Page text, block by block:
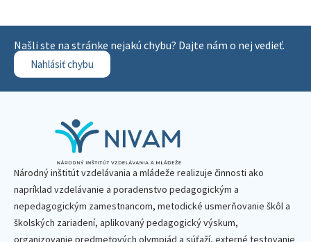
Našli ste na stránke nejakú chybu? Dajte nám o nej vedieť.
Nahlásiť chybu
Národný inštitút vzdelávania a mládeže realizuje činnosti ako
napríklad vzdelávanie a poradenstvo pedagogickým a
nepedagogickým zamestnancom, metodické usmerňovanie škôl a
školských zariadení, aplikovaný pedagogický výskum,
organizovanie predmetových olympiád a súťaží, externé testovanie